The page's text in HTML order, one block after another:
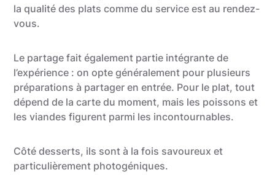
la qualité des plats comme du service est au rendez-
vous.
Le partage fait également partie intégrante de
l’expérience : on opte généralement pour plusieurs
préparations à partager en entrée. Pour le plat, tout
dépend de la carte du moment, mais les poissons et
les viandes figurent parmi les incontournables.
Côté desserts, ils sont à la fois savoureux et
particulièrement photogéniques.